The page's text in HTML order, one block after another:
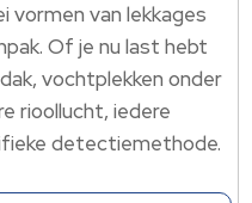
vormen van lekkages
Of je nu last hebt
vochtplekken onder
rioollucht, iedere
detectiemethode.